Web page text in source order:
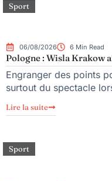
Sport
06/08/2026 6 Min Read
Pologne : Wisla Krakow
Engranger des points
surtout du spectacle
Lire la suite
Sport